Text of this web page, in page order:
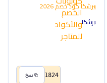
بيرشكاكود خصم2026
بيرشكا
1824 نسخ